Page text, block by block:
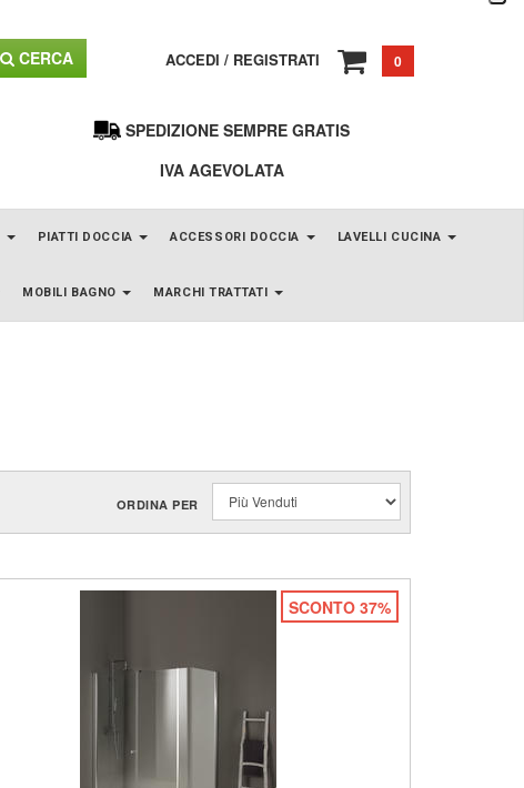
CERCA ACCEDI / REGISTRATI 0
SPEDIZIONE SEMPRE GRATIS
IVA AGEVOLATA
PIATTI DOCCIA ACCESSORI DOCCIA LAVELLI CUCINA
MOBILI BAGNO MARCHI TRATTATI
ORDINA PER
SCONTO 37%